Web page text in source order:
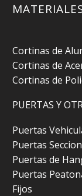
Cortinas de
Cortinas de
Cortinas de
PUERTAS Y
Puertas
Puertas
Puertas de
Puertas
Fijos